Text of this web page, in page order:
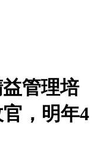
管理培
，明年4